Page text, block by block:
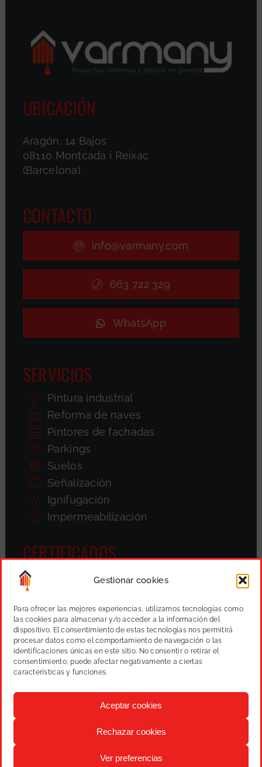
Gestionar cookies
Para ofrecer las mejores experiencias, utilizamos tecnologías como
las cookies para almacenar y/o acceder a la información del
dispositivo. El consentimiento de estas tecnologías nos permitirá
procesar datos como el comportamiento de navegación o las
identificaciones únicas en este sitio. No consentir o retirar el
consentimiento, puede afectar negativamente a ciertas
características y funciones.
Aceptar cookies
Rechazar cookies
Ver preferencias
UBICACIÓN
Aragón, 14 Bajos
08110 Montcada i Reixac
(Barcelona)
CONTACTO
info@varmany.com
663 722 329
WhatsApp
SERVICIOS
Pintura industrial
Reforma de naves
Pintores de fachadas
Parkings
Suelos
Señalización
Ignifugación
Impermeabilización
CERTIFICADOS
Pintura, reformas y proyectos